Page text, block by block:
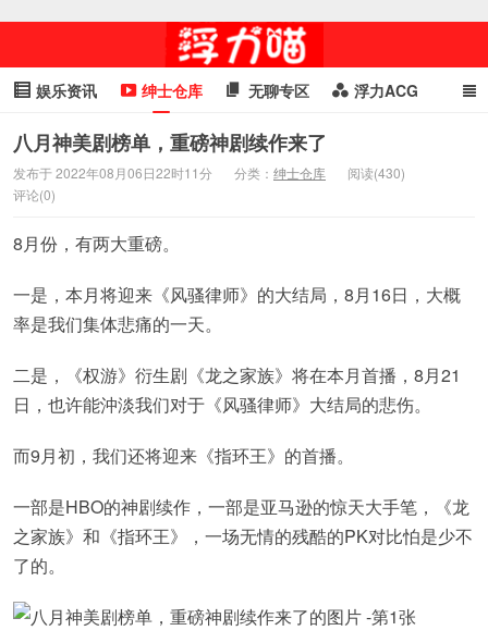
娱乐资讯 绅士仓库 无聊专区 浮力ACG
浮力GIF 明星头条 浮力资讯 头条女神
cosplay
八月神美剧榜单，重磅神剧续作来了
发布于 2022年08月06日22时11分 分类： 绅士仓库
阅读(430)
评论(0)
8月份，有两大重磅。
一是，本月将迎来《风骚律师》的大结局，8月16日，大概
率是我们集体悲痛的一天。
二是，《权游》衍生剧《龙之家族》将在本月首播，8月21
日，也许能沖淡我们对于《风骚律师》大结局的悲伤。
而9月初，我们还将迎来《指环王》的首播。
一部是HBO的神剧续作，一部是亚马逊的惊天大手笔，《龙
之家族》和《指环王》，一场无情的残酷的PK对比怕是少不
了的。